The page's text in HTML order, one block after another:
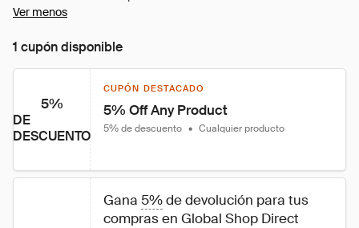
Ver menos
1 cupón disponible
5%
DE
DESCUENTO
CUPÓN DESTACADO
5% Off Any Product
5% de descuento • Cualquier producto
Gana 5% de devolución para tus
compras en Global Shop Direct